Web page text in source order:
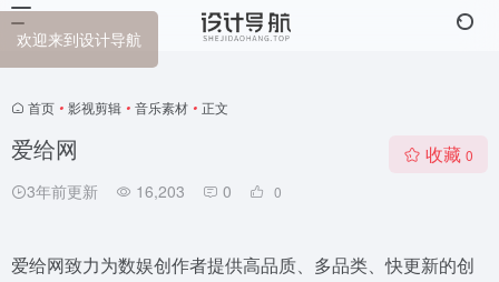
首页 • 影视剪辑 • 音乐素材 • 正文
爱给网
3年前更新 16,203 0 0
收藏 0
爱给网致力为数娱创作者提供高品质、多品类、快更新的创
欢迎来到设计导航